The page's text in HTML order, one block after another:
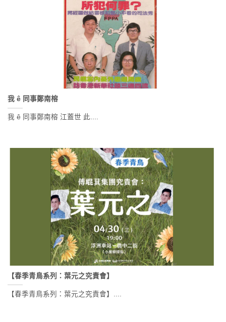
我 ê 同事鄭南榕
我 ê 同事鄭南榕 江蓋世 此....
【春季青鳥系列：葉元之究責會】
【春季青鳥系列：葉元之究責會】....